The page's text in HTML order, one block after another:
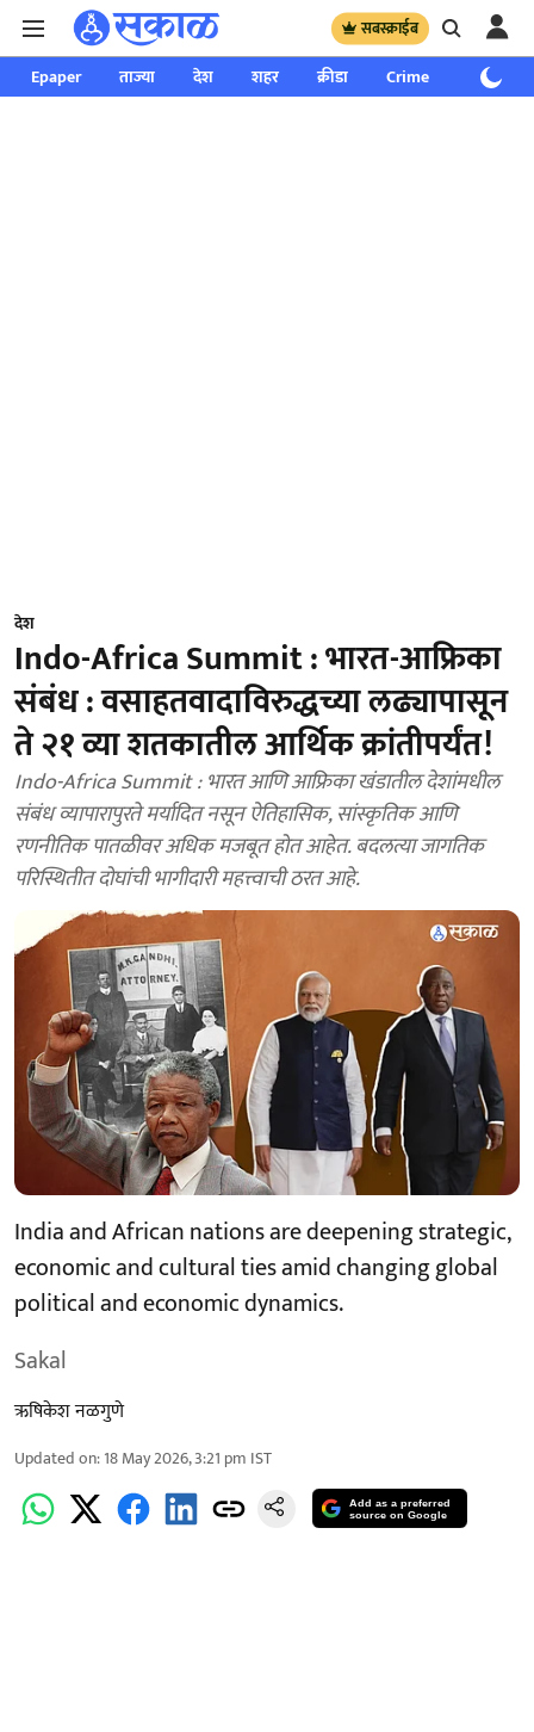
सबस्क्राईब
Epaper ताज्या देश शहर क्रीडा Crime साप्ताहिक
देश
Indo-Africa Summit : भारत-आफ्रिका
संबंध : वसाहतवादाविरुद्धच्या लढ्यापासून
ते २१ व्या शतकातील आर्थिक क्रांतीपर्यंत!
Indo-Africa Summit : भारत आणि आफ्रिका खंडातील देशांमधील
संबंध व्यापारापुरते मर्यादित नसून ऐतिहासिक, सांस्कृतिक आणि
रणनीतिक पातळीवर अधिक मजबूत होत आहेत. बदलत्या जागतिक
परिस्थितीत दोघांची भागीदारी महत्त्वाची ठरत आहे.
India and African nations are deepening strategic,
economic and cultural ties amid changing global
political and economic dynamics.
Sakal
ऋषिकेश नळगुणे
Updated on:18 May 2026, 3:21 pm IST
Add as a preferred
source on Google